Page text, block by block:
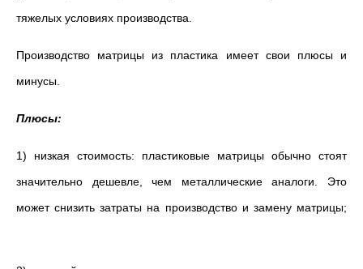
тяжелых условиях производства.
Производство матрицы из пластика имеет свои плюсы и
минусы.
Плюсы:
1) низкая стоимость: пластиковые матрицы обычно стоят
значительно дешевле, чем металлические аналоги. Это
может снизить затраты на производство и замену матрицы;